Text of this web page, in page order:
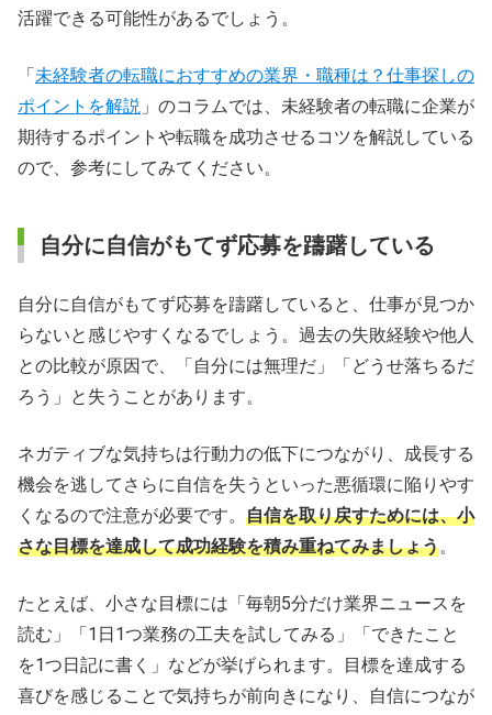
活躍できる可能性があるでしょう。
「 未経験者の転職におすすめの業界・職種は？仕事探しの
ポイントを解説 」のコラムでは、未経験者の転職に企業が
期待するポイントや転職を成功させるコツを解説している
ので、参考にしてみてください。
自分に自信がもてず応募を躊躇している
自分に自信がもてず応募を躊躇していると、仕事が見つか
らないと感じやすくなるでしょう。過去の失敗経験や他人
との比較が原因で、「自分には無理だ」「どうせ落ちるだ
ろう」と失うことがあります。
ネガティブな気持ちは行動力の低下につながり、成長する
機会を逃してさらに自信を失うといった悪循環に陥りやす
くなるので注意が必要です。 自信を取り戻すためには、小
さな目標を達成して成功経験を積み重ねてみましょう。
たとえば、小さな目標には「毎朝5分だけ業界ニュースを
読む」「1日1つ業務の工夫を試してみる」「できたこと
を1つ日記に書く」などが挙げられます。目標を達成する
喜びを感じることで気持ちが前向きになり、自信につなが